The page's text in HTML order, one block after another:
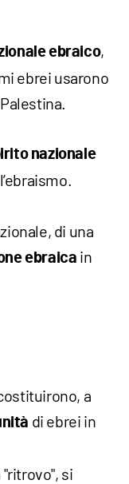
ebraico,
ebrei usarono
nazionale
di una
ebraica in
a
di ebrei in
si